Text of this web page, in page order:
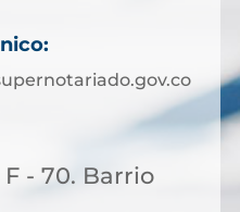
F - 70. Barrio